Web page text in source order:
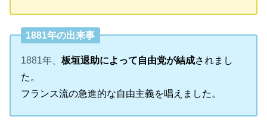
1881年の出来事
1881年、板垣退助によって自由党が結成されまし
た。
フランス流の急進的な自由主義を唱えました。